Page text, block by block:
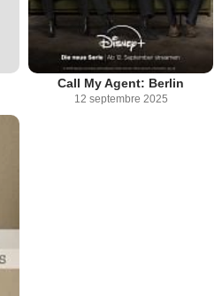
Call My Agent: Berlin
12 septembre 2025